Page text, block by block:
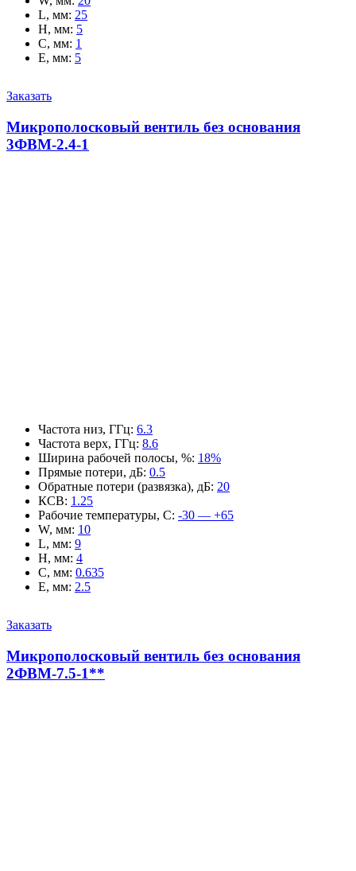
L, мм: 25
H, мм: 5
C, мм: 1
E, мм: 5
Заказать
Микрополосковый вентиль без основания
3ФВМ-2.4-1
Частота низ, ГГц: 6.3
Частота верх, ГГц: 8.6
Ширина рабочей полосы, %: 18%
Прямые потери, дБ: 0.5
Обратные потери (развязка), дБ: 20
КСВ: 1.25
Рабочие температуры, С: -30 — +65
W, мм: 10
L, мм: 9
H, мм: 4
C, мм: 0.635
E, мм: 2.5
Заказать
Микрополосковый вентиль без основания
2ФВМ-7.5-1**